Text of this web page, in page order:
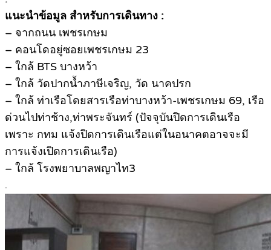
แนะนำข้อมูล สำหรับการเดินทาง :
– จากถนน เพชรเกษม
– คอนโดอยู่ซอยเพชรเกษม 23
– ใกล้ BTS บางหว้า
– ใกล้ วัดปากน้ำภาษีเจริญ, วัด นาคปรก
– ใกล้ ท่าเรือโดยสารเรือท่าบางหว้า-เพชรเกษม 69, เรือ
ด่วนไปท่าช้าง,ท่าพระจันทร์ (ปัจจุบันปิดการเดินเรือ
เพราะ กทม แจ้งปิดการเดินเรือแต่ในอนาคตอาจจะมี
การแจ้งเปิดการเดินเรือ)
– ใกล้ โรงพยาบาลพญาไท3
.